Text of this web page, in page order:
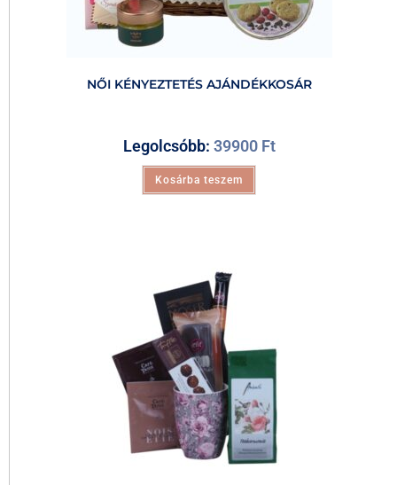
NŐI KÉNYEZTETÉS AJÁNDÉKKOSÁR
Legolcsóbb: 39900 Ft
Kosárba teszem